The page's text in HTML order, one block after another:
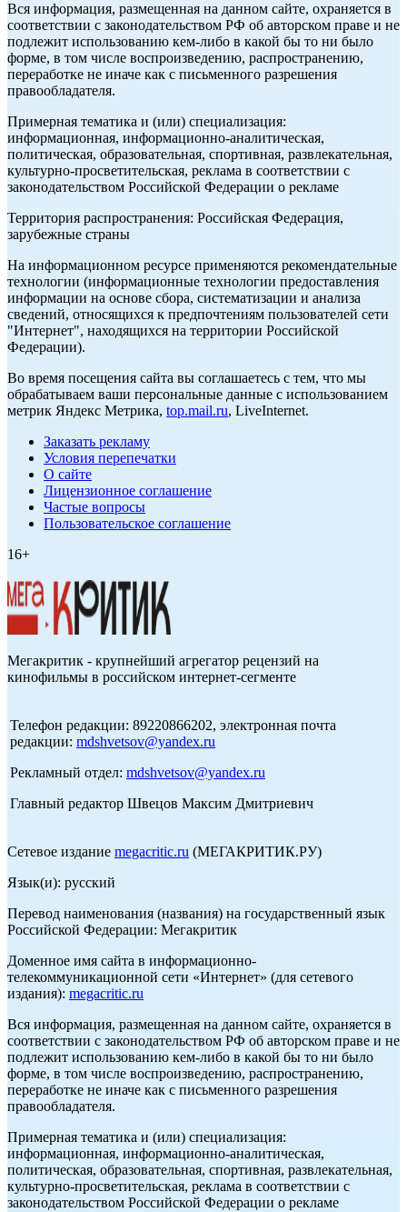
Вся информация, размещенная на данном сайте, охраняется в
соответствии с законодательством РФ об авторском праве и не
подлежит использованию кем-либо в какой бы то ни было
форме, в том числе воспроизведению, распространению,
переработке не иначе как с письменного разрешения
правообладателя.
Примерная тематика и (или) специализация:
информационная, информационно-аналитическая,
политическая, образовательная, спортивная, развлекательная,
культурно-просветительская, реклама в соответствии с
законодательством Российской Федерации о рекламе
Территория распространения: Российская Федерация,
зарубежные страны
На информационном ресурсе применяются рекомендательные
технологии (информационные технологии предоставления
информации на основе сбора, систематизации и анализа
сведений, относящихся к предпочтениям пользователей сети
"Интернет", находящихся на территории Российской
Федерации).
Во время посещения сайта вы соглашаетесь с тем, что мы
обрабатываем ваши персональные данные с использованием
метрик Яндекс Метрика, top.mail.ru, LiveInternet.
Заказать рекламу
Условия перепечатки
О сайте
Лицензионное соглашение
Частые вопросы
Пользовательское соглашение
16+
Мегакритик - крупнейший агрегатор рецензий на
кинофильмы в российском интернет-сегменте
Телефон редакции: 89220866202, электронная почта
редакции: mdshvetsov@yandex.ru
Рекламный отдел: mdshvetsov@yandex.ru
Главный редактор Швецов Максим Дмитриевич
Сетевое издание megacritic.ru (МЕГАКРИТИК.РУ)
Язык(и): русский
Перевод наименования (названия) на государственный язык
Российской Федерации: Мегакритик
Доменное имя сайта в информационно-
телекоммуникационной сети «Интернет» (для сетевого
издания): megacritic.ru
Вся информация, размещенная на данном сайте, охраняется в
соответствии с законодательством РФ об авторском праве и не
подлежит использованию кем-либо в какой бы то ни было
форме, в том числе воспроизведению, распространению,
переработке не иначе как с письменного разрешения
правообладателя.
Примерная тематика и (или) специализация:
информационная, информационно-аналитическая,
политическая, образовательная, спортивная, развлекательная,
культурно-просветительская, реклама в соответствии с
законодательством Российской Федерации о рекламе